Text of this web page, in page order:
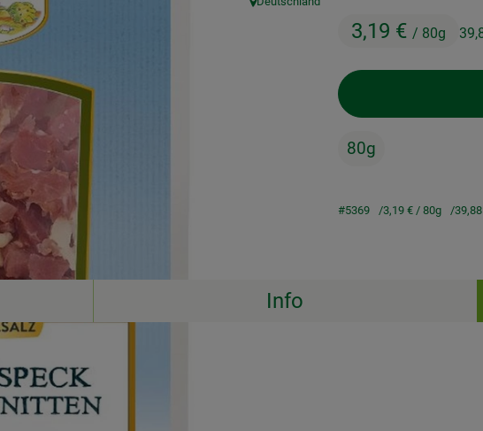
3,19 € / 80g
, Herkunft:
80g
#5369 3,19 € / 80g
Info